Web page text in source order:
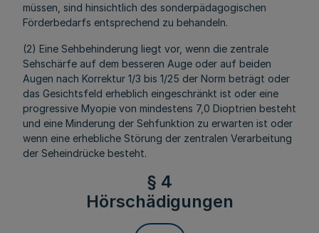
müssen, sind hinsichtlich des sonderpädagogischen
Förderbedarfs entsprechend zu behandeln.
(2) Eine Sehbehinderung liegt vor, wenn die zentrale
Sehschärfe auf dem besseren Auge oder auf beiden
Augen nach Korrektur 1/3 bis 1/25 der Norm beträgt oder
das Gesichtsfeld erheblich eingeschränkt ist oder eine
progressive Myopie von mindestens 7,0 Dioptrien besteht
und eine Minderung der Sehfunktion zu erwarten ist oder
wenn eine erhebliche Störung der zentralen Verarbeitung
der Seheindrücke besteht.
§ 4
Hörschädigungen